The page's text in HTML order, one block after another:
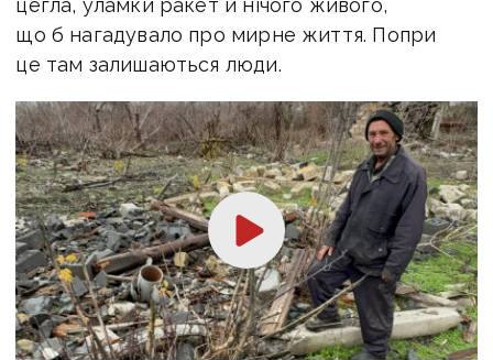
що б нагадувало про мирне життя. Попри
це там залишаються люди.